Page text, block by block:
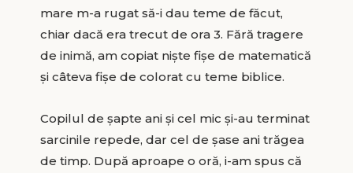
mare m-a rugat să-i dau teme de făcut,
chiar dacă era trecut de ora 3. Fără tragere
de inimă, am copiat nişte fişe de matematică
şi câteva fişe de colorat cu teme biblice.
Copilul de şapte ani şi cel mic şi-au terminat
sarcinile repede, dar cel de şase ani trăgea
de timp. După aproape o oră, i-am spus că